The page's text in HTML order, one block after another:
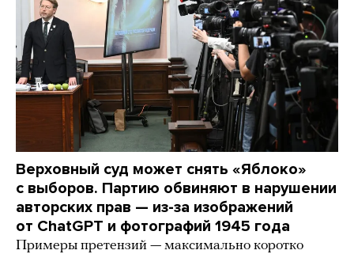
Верховный суд может снять «Яблоко»
с выборов. Партию обвиняют в нарушении
авторских прав — из-за изображений
от ChatGPT и фотографий 1945 года
Примеры претензий — максимально коротко